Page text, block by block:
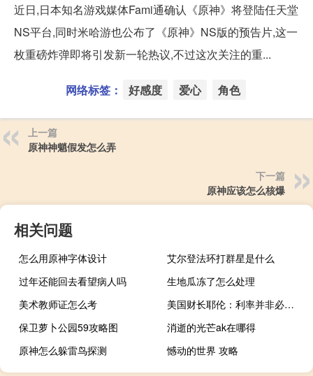
近日,日本知名游戏媒体Fami通确认《原神》将登陆任天堂
NS平台,同时米哈游也公布了《原神》NS版的预告片,这一
枚重磅炸弹即将引发新一轮热议,不过这次关注的重...
网络标签： 好感度 爱心 角色
上一篇
原神神魈假发怎么弄
下一篇
原神应该怎么核爆
相关问题
怎么用原神字体设计
艾尔登法环打群星是什么
过年还能回去看望病人吗
生地瓜冻了怎么处理
美术教师证怎么考
美国财长耶伦：利率并非必然长期保持高位
保卫萝卜公园59攻略图
消逝的光芒ak在哪得
原神怎么躲雷鸟探测
憾动的世界 攻略